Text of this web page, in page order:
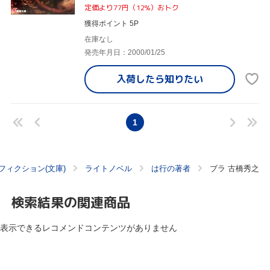
定価より77円（12%）おトク
獲得ポイント 5P
在庫なし
発売年月日：2000/01/25
入荷したら知りたい
1
ィクション(文庫) ライトノベル は行の著者 ブラ 古橋秀之
検索結果の関連商品
表示できるレコメンドコンテンツがありません